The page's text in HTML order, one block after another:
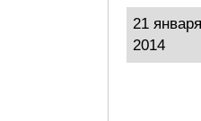
21 января
2014